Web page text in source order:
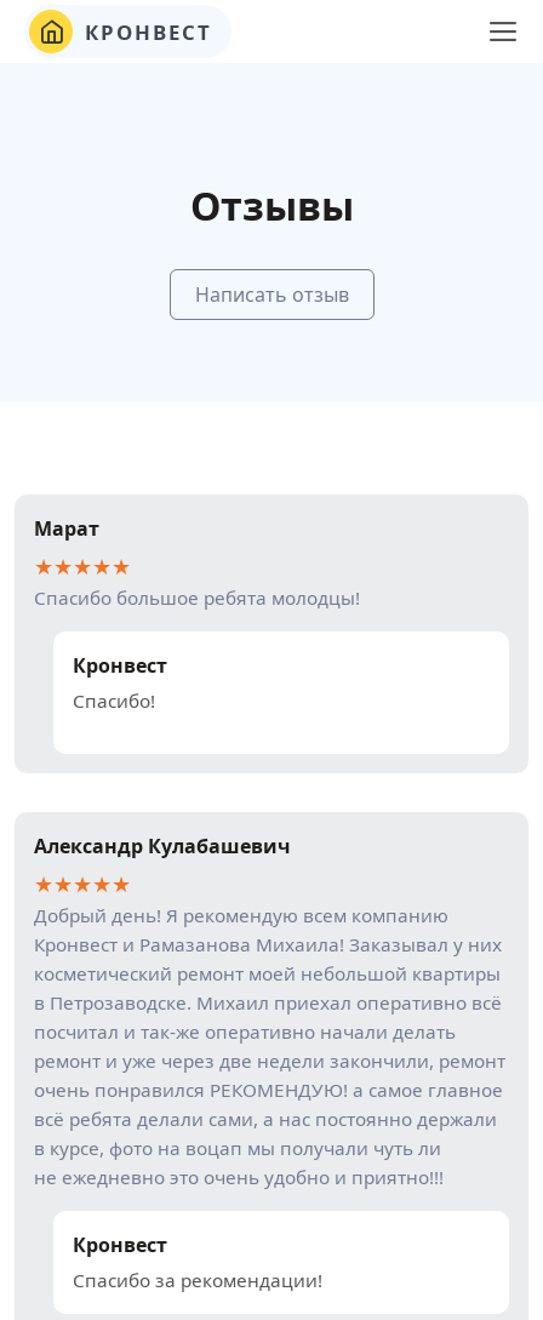
КРОНВЕСТ
Отзывы
Написать отзыв
Марат
★★★★★
Спасибо большое ребята молодцы!
Кронвест
Спасибо!
Александр Кулабашевич
★★★★★
Добрый день! Я рекомендую всем компанию
Кронвест и Рамазанова Михаила! Заказывал у них
косметический ремонт моей небольшой квартиры
в Петрозаводске. Михаил приехал оперативно всё
посчитал и так-же оперативно начали делать
ремонт и уже через две недели закончили, ремонт
очень понравился РЕКОМЕНДУЮ! а самое главное
всё ребята делали сами, а нас постоянно держали
в курсе, фото на воцап мы получали чуть ли
не ежедневно это очень удобно и приятно!!!
Кронвест
Спасибо за рекомендации!